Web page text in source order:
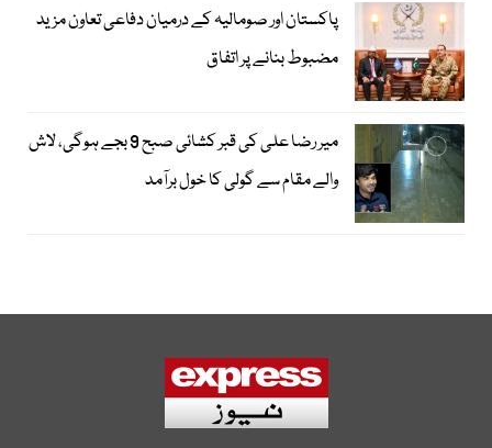
پاکستان اور صومالیہ کے درمیان دفاعی تعاون مزید
مضبوط بنانے پر اتفاق
میر رضا علی کی قبر کشائی صبح 9 بجے ہوگی، لاش
والے مقام سے گولی کا خول برآمد